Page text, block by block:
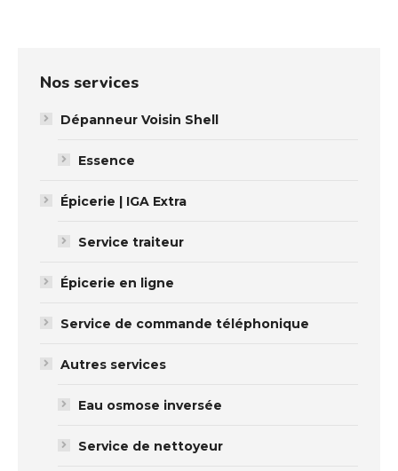
Nos services
Dépanneur Voisin Shell
Essence
Épicerie | IGA Extra
Service traiteur
Épicerie en ligne
Service de commande téléphonique
Autres services
Eau osmose inversée
Service de nettoyeur